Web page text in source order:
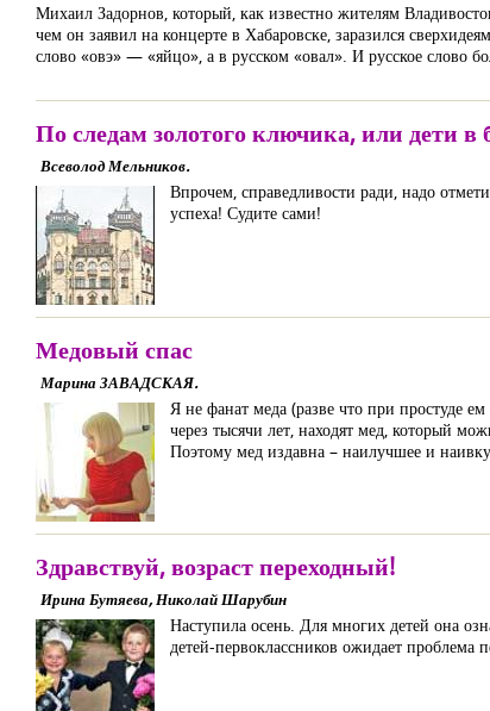
Михаил Задорнов, который, как известно жителям
чем он заявил на концерте в Хабаровске, заразился
слово «овэ» — «яйцо», а в русском «овал». И русское слово
По следам золотого ключика, или дети в
Всеволод Мельников.
Впрочем, справедливости ради, надо
успеха! Судите сами!
Медовый спас
Марина ЗАВАДСКАЯ.
Я не фанат меда (разве что при простуде
через тысячи лет, находят мед, который
Поэтому мед издавна – наилучшее и
Здравствуй, возраст переходный!
Ирина Бутяева, Николай Шарубин
Наступила осень. Для многих детей она
детей-первоклассников ожидает проблема